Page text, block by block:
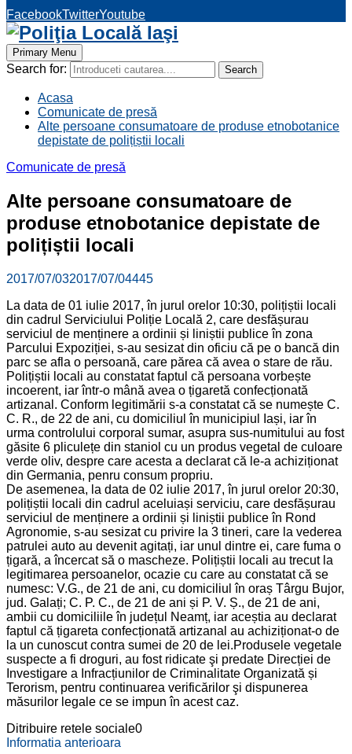
FacebookTwitterYoutube
Primary Menu
Search for: Search
Acasa
Comunicate de presă
Alte persoane consumatoare de produse etnobotanice
depistate de polițiștii locali
Comunicate de presă
Alte persoane consumatoare de
produse etnobotanice depistate de
polițiștii locali
2017/07/032017/07/04445
La data de 01 iulie 2017, în jurul orelor 10:30, polițiștii locali
din cadrul Serviciului Poliție Locală 2, care desfășurau
serviciul de menținere a ordinii și liniștii publice în zona
Parcului Expoziției, s-au sesizat din oficiu că pe o bancă din
parc se afla o persoană, care părea că avea o stare de rău.
Polițiștii locali au constatat faptul că persoana vorbește
incoerent, iar într-o mână avea o țigaretă confecționată
artizanal. Conform legitimării s-a constatat că se numește C.
C. R., de 22 de ani, cu domiciliul în municipiul Iași, iar în
urma controlului corporal sumar, asupra sus-numitului au fost
găsite 6 pliculețe din staniol cu un produs vegetal de culoare
verde oliv, despre care acesta a declarat că le-a achiziționat
din Germania, penru consum propriu.
De asemenea, la data de 02 iulie 2017, în jurul orelor 20:30,
polițiștii locali din cadrul aceluiași serviciu, care desfășurau
serviciul de menținere a ordinii și liniștii publice în Rond
Agronomie, s-au sesizat cu privire la 3 tineri, care la vederea
patrulei auto au devenit agitați, iar unul dintre ei, care fuma o
țigară, a încercat să o mascheze. Polițiștii locali au trecut la
legitimarea persoanelor, ocazie cu care au constatat că se
numesc: V.G., de 21 de ani, cu domiciliul în oraș Târgu Bujor,
jud. Galați; C. P. C., de 21 de ani și P. V. Ș., de 21 de ani,
ambii cu domiciliile în județul Neamț, iar aceștia au declarat
faptul că țigareta confecționată artizanal au achiziționat-o de
la un cunoscut contra sumei de 20 de lei.Produsele vegetale
suspecte a fi droguri, au fost ridicate şi predate Direcției de
Investigare a Infracțiunilor de Criminalitate Organizată și
Terorism, pentru continuarea verificărilor şi dispunerea
măsurilor legale ce se impun în acest caz.
Ditribuire retele sociale0
Informatia anterioara